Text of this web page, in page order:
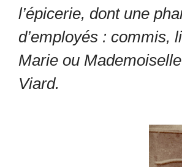
l’épicerie, dont une
d’employés : commis,
Marie ou
Viard.